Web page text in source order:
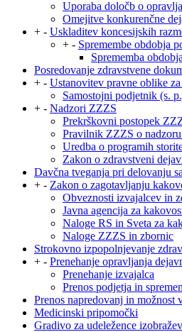
Uporaba določb o
Omejitve konkurenčne
+ - Uskladitev koncesijskih
+ - Spremembe obdobja
Sprememba
Posredovanje zdravstvene
+ - Ustanovitev pravne oblike
Samostojni podjetnik (s.
+ - Nadzori ZZZS
Prekrškovni postopek
Pravilnik ZZZS o
Uredba o programih
Zakon o zdravstveni
Davčna tveganja pri delovanju
+ - Zakon o zagotavljanju
Obveznosti izvajalcev in
Javna agencija za
Naloge RS in Sveta za
Naloge ZZZS in zbornic
Strokovno izpopolnjevanje
+ - Prenehanje opravljanja
Prenehanje izvajalca
Prenos podjetja in
Prenos napredovanj in možnost
Medicinski pripomočki
Gradivo za udeležence